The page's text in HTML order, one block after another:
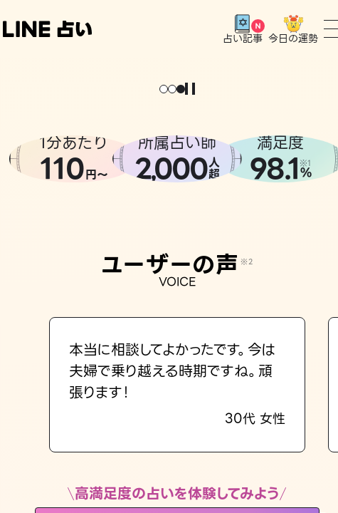
占い記事 今日の運勢
。
1分あたり
110円〜
所属占い師
2,000人
超
満足度
98.1 ※1
%
ユーザーの声 ※2
VOICE
本当に相談してよかったです。今は
夫婦で乗り越える時期ですね。頑
張ります！
30代 女性
高満足度の占いを体験してみよう